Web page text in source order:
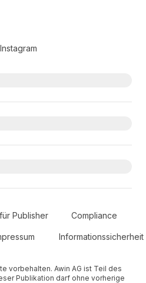
Instagram
Publisher Compliance
Informationssicherheit
vorbehalten. Awin AG ist Teil des
Publikation darf ohne vorherige